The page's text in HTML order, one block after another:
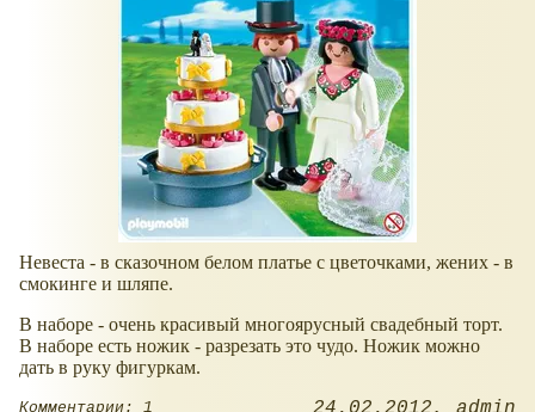
Невеста - в сказочном белом платье с цветочками, жених - в
смокинге и шляпе.
В наборе - очень красивый многоярусный свадебный торт.
В наборе есть ножик - разрезать это чудо. Ножик можно
дать в руку фигуркам.
Комментарии: 1